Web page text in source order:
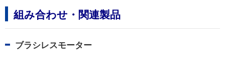
組み合わせ・関連製品
ブラシレスモーター